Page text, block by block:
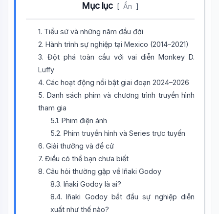
Mục lục [ Ẩn ]
1. Tiểu sử và những năm đầu đời
2. Hành trình sự nghiệp tại Mexico (2014–2021)
3. Đột phá toàn cầu với vai diễn Monkey D.
Luffy
4. Các hoạt động nổi bật giai đoạn 2024–2026
5. Danh sách phim và chương trình truyền hình
tham gia
5.1. Phim điện ảnh
5.2. Phim truyền hình và Series trực tuyến
6. Giải thưởng và đề cử
7. Điều có thể bạn chưa biết
8. Câu hỏi thường gặp về Iñaki Godoy
8.3. Iñaki Godoy là ai?
8.4. Iñaki Godoy bắt đầu sự nghiệp diễn
xuất như thế nào?